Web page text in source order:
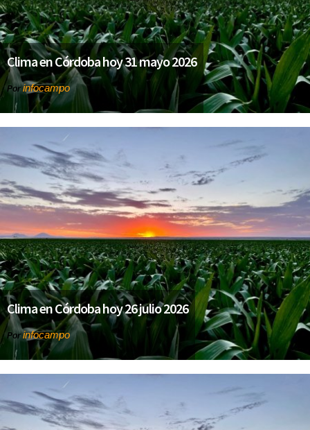
Clima en Córdoba hoy 31 mayo 2026
Porinfocampo
Clima en Córdoba hoy 26 julio 2026
Por infocampo